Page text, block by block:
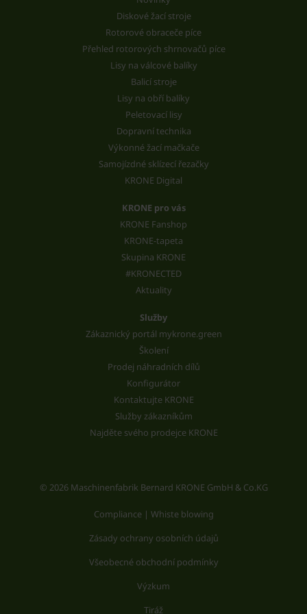
Diskové žací stroje
Rotorové obraceče píce
Přehled rotorových shrnovačů píce
Lisy na válcové balíky
Balicí stroje
Lisy na obří balíky
Peletovací lisy
Dopravní technika
Výkonné žací mačkače
Samojízdné sklízecí řezačky
KRONE Digital
KRONE pro vás
KRONE Fanshop
KRONE-tapeta
Skupina KRONE
#KRONECTED
Aktuality
Služby
Zákaznický portál mykrone.green
Školení
Prodej náhradních dílů
Konfigurátor
Kontaktujte KRONE
Služby zákazníkům
Najděte svého prodejce KRONE
© 2026 Maschinenfabrik Bernard KRONE GmbH & Co.KG
Compliance | Whiste blowing
Zásady ochrany osobních údajů
Všeobecné obchodní podmínky
Výzkum
Tiráž